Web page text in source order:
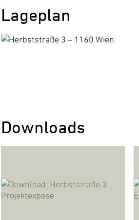
Lageplan
Downloads